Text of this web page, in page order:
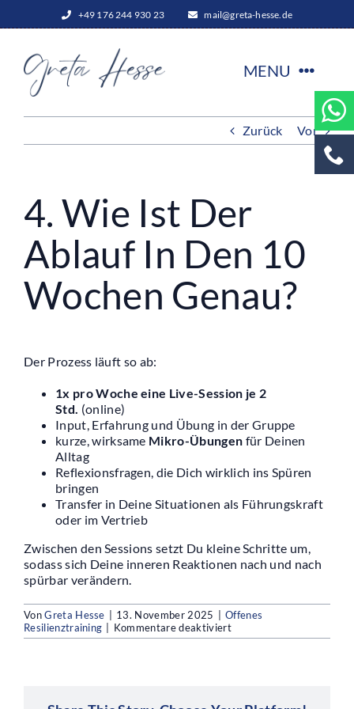
+49 176 244 930 23 mail@greta-hesse.de
MENU
offene Trainings
Über Greta Hesse
Referenzen
Kontakt
Zurück Vor
4. Wie Ist Der
Ablauf In Den 10
Wochen Genau?
Der Prozess läuft so ab:
1x pro Woche eine Live-Session je 2
Std. (online)
Input, Erfahrung und Übung in der Gruppe
kurze, wirksame Mikro-Übungen für Deinen
Alltag
Reflexionsfragen, die Dich wirklich ins Spüren
bringen
Transfer in Deine Situationen als Führungskraft
oder im Vertrieb
Zwischen den Sessions setzt Du kleine Schritte um,
sodass sich Deine inneren Reaktionen nach und nach
spürbar verändern.
VonGreta Hesse | 13. November 2025 | Offenes
Resilienztraining | Kommentare deaktiviertfür
4.